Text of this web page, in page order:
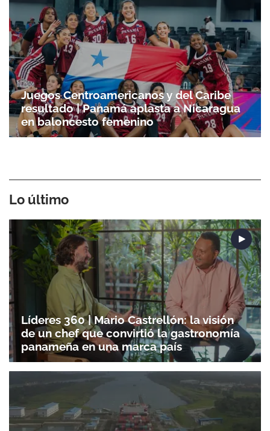
Juegos Centroamericanos y del Caribe
resultado | Panamá aplasta a Nicaragua
en baloncesto femenino
Lo último
Líderes 360 | Mario Castrellón: la visión
de un chef que convirtió la gastronomía
panameña en una marca país